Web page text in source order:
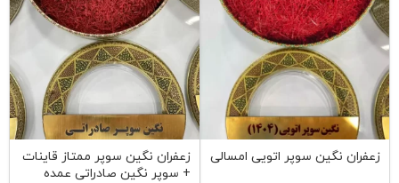
زعفران نگین سوپر اتویی امسالی
زعفران نگین سوپر ممتاز قاینات
+ سوپر نگین صادراتی عمده